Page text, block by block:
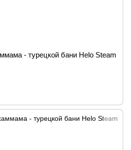
- турецкой бани Helo Steam